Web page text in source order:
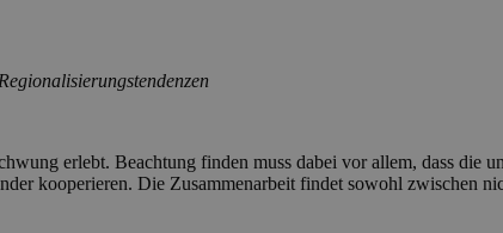
erlebt. Beachtung finden muss dabei vor allem, dass die
kooperieren. Die Zusammenarbeit findet sowohl zwischen